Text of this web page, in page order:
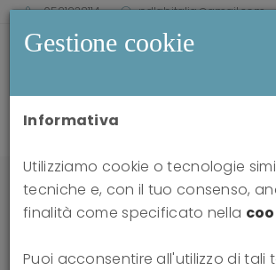
0521238114 pdlabitalia@gmail.com
news
Differential neural response to
interviewing: A single-case
Gestione cookie
Informativa
Utilizziamo cookie o tecnologie
tecniche e, con il tuo consenso,
finalità come specificato nella
Puoi acconsentire all'utilizzo di tali